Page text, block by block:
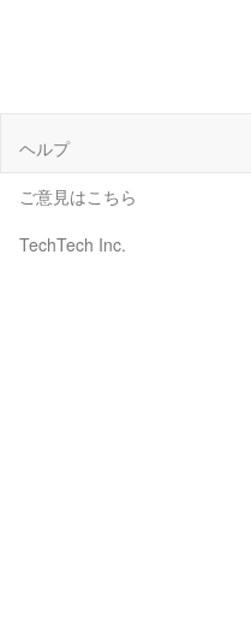
ヘルプ
ご意見はこちら
TechTech Inc.